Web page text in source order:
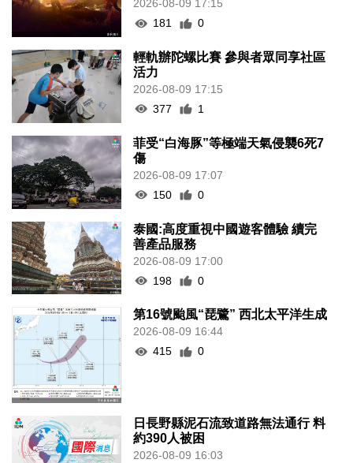
2026-08-09 17:15
181
0
輕軌辦陀螺比賽 參與者眾同享社區
活力
2026-08-09 17:15
377
1
菲受“白海豚”等極端天氣侵襲6死7
傷
2026-08-09 17:07
150
0
泰國:高度重視中國遊客體驗 續完
善產品服務
2026-08-09 17:00
198
0
第16號颱風“琵鷺” 西北太平洋生成
2026-08-09 16:44
415
0
日長野縣泥石流致道路無法通行 料
約390人被困
2026-08-09 16:03